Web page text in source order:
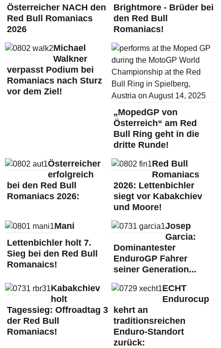
Österreicher NACH den
Red Bull Romaniacs
2026
Brightmore - Brüder bei
den Red Bull
Romaniacs!
Michael
Walkner
verpasst Podium bei
Romaniacs nach Sturz
vor dem Ziel!
„MopedGP von
Österreich“ am Red
Bull Ring geht in die
dritte Runde!
Österreicher
erfolgreich
bei den Red Bull
Romaniacs 2026:
Red Bull
Romaniacs
2026: Lettenbichler
siegt vor Kabakchiev
und Moore!
Mani
Lettenbichler holt 7.
Sieg bei den Red Bull
Romanaics!
Josep
Garcia:
Dominantester
EnduroGP Fahrer
seiner Generation...
Kabakchiev
holt
Tagessieg: Offroadtag 3
der Red Bull
Romaniacs!
ECHT
Endurocup
kehrt an
traditionsreichen
Enduro-Standort
zurück: